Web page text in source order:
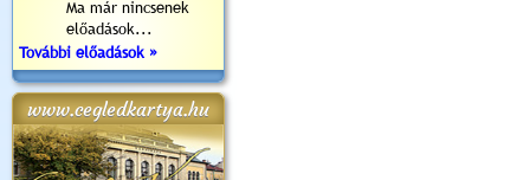
Ma már nincsenek
előadások...
További előadások »
www.cegledkartya.hu